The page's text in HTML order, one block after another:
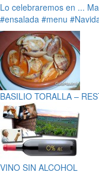
Lo celebraremos en ...
#ensalada #menu
BASILIO TORALLA –
VINO SIN ALCOHOL